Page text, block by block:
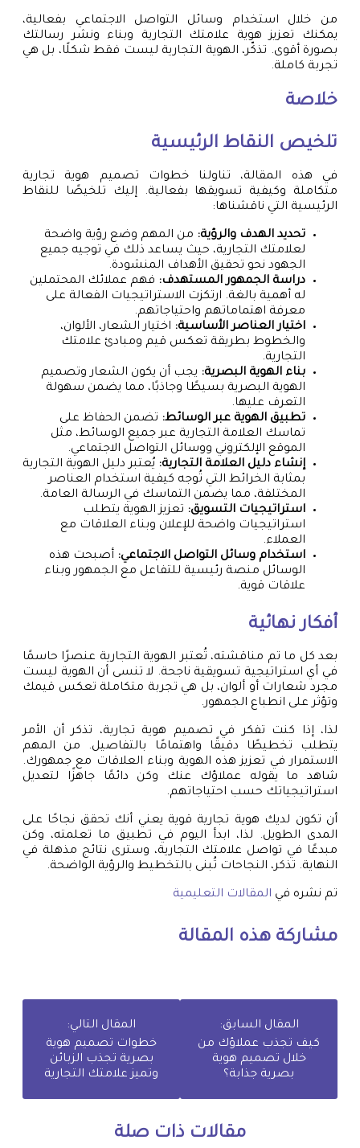
من خلال استخدام وسائل التواصل الاجتماعي بفعالية،
يمكنك تعزيز هوية علامتك التجارية وبناء ونشر رسالتك
بصورة أقوى. تذكّر، الهوية التجارية ليست فقط شكلًا، بل هي
تجربة كاملة.
خلاصة
تلخيص النقاط الرئيسية
في هذه المقالة، تناولنا خطوات تصميم هوية تجارية
متكاملة وكيفية تسويقها بفعالية. إليك تلخيصًا للنقاط
الرئيسية التي ناقشناها:
تحديد الهدف والرؤية: من المهم وضع رؤية واضحة
لعلامتك التجارية، حيث يساعد ذلك في توجيه جميع
الجهود نحو تحقيق الأهداف المنشودة.
دراسة الجمهور المستهدف: فهم عملائك المحتملين
له أهمية بالغة. ارتكزت الاستراتيجيات الفعالة على
معرفة اهتماماتهم واحتياجاتهم.
اختيار العناصر الأساسية: اختيار الشعار، الألوان،
والخطوط بطريقة تعكس قيم ومبادئ علامتك
التجارية.
بناء الهوية البصرية: يجب أن يكون الشعار وتصميم
الهوية البصرية بسيطًا وجاذبًا، مما يضمن سهولة
التعرف عليها.
تطبيق الهوية عبر الوسائط: تضمن الحفاظ على
تماسك العلامة التجارية عبر جميع الوسائط، مثل
الموقع الإلكتروني ووسائل التواصل الاجتماعي.
إنشاء دليل العلامة التجارية: يُعتبر دليل الهوية التجارية
بمثابة الخرائط التي تُوجه كيفية استخدام العناصر
المختلفة، مما يضمن التماسك في الرسالة العامة.
استراتيجيات التسويق: تعزيز الهوية يتطلب
استراتيجيات واضحة للإعلان وبناء العلاقات مع
العملاء.
استخدام وسائل التواصل الاجتماعي: أصبحت هذه
الوسائل منصة رئيسية للتفاعل مع الجمهور وبناء
علاقات قوية.
أفكار نهائية
بعد كل ما تم مناقشته، تُعتبر الهوية التجارية عنصرًا حاسمًا
في أي استراتيجية تسويقية ناجحة. لا تنسى أن الهوية ليست
مجرد شعارات أو ألوان، بل هي تجربة متكاملة تعكس قيمك
وتؤثر على انطباع الجمهور.
لذا، إذا كنت تفكر في تصميم هوية تجارية، تذكر أن الأمر
يتطلب تخطيطًا دقيقًا واهتمامًا بالتفاصيل. من المهم
الاستمرار في تعزيز هذه الهوية وبناء العلاقات مع جمهورك.
شاهد ما يقوله عملاؤك عنك وكن دائمًا جاهزًا لتعديل
استراتيجياتك حسب احتياجاتهم.
أن تكون لديك هوية تجارية قوية يعني أنك تحقق نجاحًا على
المدى الطويل. لذا، ابدأ اليوم في تطبيق ما تعلمته، وكن
مبدعًا في تواصل علامتك التجارية، وسترى نتائج مذهلة في
النهاية. تذكر، النجاحات تُبنى بالتخطيط والرؤية الواضحة.
تم نشره في المقالات التعليمية
مشاركة هذه المقالة
المقال السابق:
كيف تجذب عملاؤك من
خلال تصميم هوية
بصرية جذابة؟
المقال التالي:
خطوات تصميم هوية
بصرية تجذب الزبائن
وتميز علامتك التجارية
مقالات ذات صلة